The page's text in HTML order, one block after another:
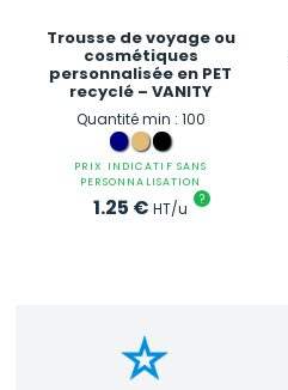
Trousse de voyage ou
cosmétiques
personnalisée en PET
recyclé – VANITY
Quantité min : 100
PRIX INDICATIF SANS
PERSONNALISATION
1.25 € HT/u ?